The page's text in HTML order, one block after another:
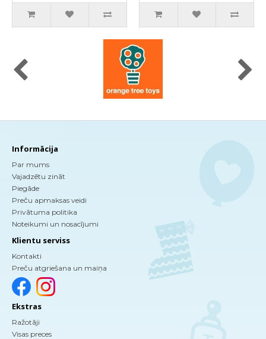
Informācija
Par mums
Vajadzētu zināt
Piegāde
Preču apmaksas veidi
Privātuma politika
Noteikumi un nosacījumi
Klientu serviss
Kontakti
Preču atgriešana un maiņa
Ekstras
Ražotāji
Visas preces